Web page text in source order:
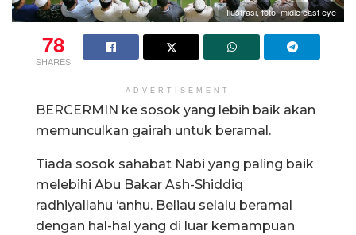
Ilustrasi, foto: midle east eye
78
SHARES
ADVERTISEMENT
BERCERMIN ke sosok yang lebih baik akan
memunculkan gairah untuk beramal.
Tiada sosok sahabat Nabi yang paling baik
melebihi Abu Bakar Ash-Shiddiq
radhiyallahu ‘anhu. Beliau selalu beramal
dengan hal-hal yang di luar kemampuan